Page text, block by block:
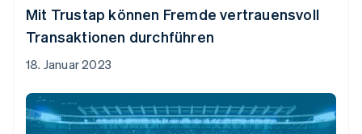
Mit Trustap können Fremde vertrauensvoll
Transaktionen durchführen
18. Januar 2023